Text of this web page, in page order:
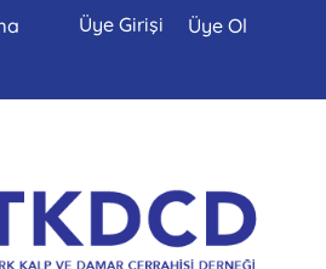
Üye Girişi Üye Ol